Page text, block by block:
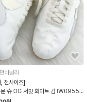
바닐라
전사이즈]
문 슈 OG 서밋 화이트 검 IW0955-